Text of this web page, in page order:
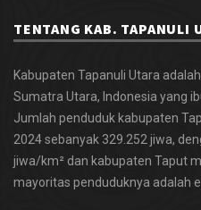
TENTANG KAB. TAPANULI
Kabupaten Tapanuli Utara
Sumatra Utara, Indonesia yang
Jumlah penduduk kabupaten
2024 sebanyak 329.252 jiwa,
jiwa/km² dan kabupaten Taput
mayoritas penduduknya adalah